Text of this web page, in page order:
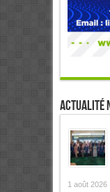
Actualité
1 août 2026